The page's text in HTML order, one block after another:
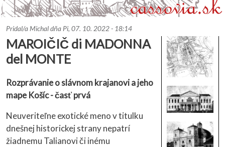
Pridal/a Michaldňa Pi, 07. 10. 2022 - 18:14
MAROIČIČ di MADONNA
del MONTE
Rozprávanie o slávnom krajanovi a jeho
mape Košíc - časť prvá
Neuveriteľne exotické meno v titulku
dnešnej historickej strany nepatrí
žiadnemu Talianovi či inému